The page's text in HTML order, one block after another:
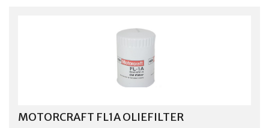
MOTORCRAFT FL1A OLIEFILTER